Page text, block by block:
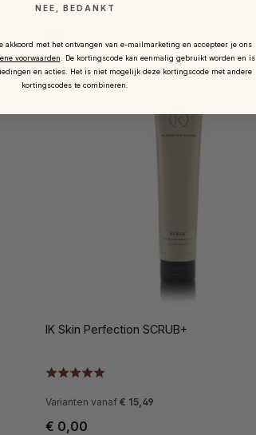
IK Skin Perfection SCRUB+
Varianten vanaf € 15,49
€ 0,00
NEE, BEDANKT
akkoord met het ontvangen van e-mailmarketing en accepteer je ons
voorwaarden
De kortingscode kan eenmalig gebruikt worden en is
en acties. Het is niet mogelijk deze kortingscode met andere
kortingscodes te combineren.